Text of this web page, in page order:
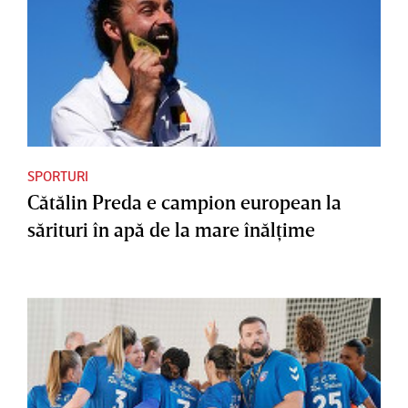
SPORTURI
Cătălin Preda e campion european la
sărituri în apă de la mare înălţime